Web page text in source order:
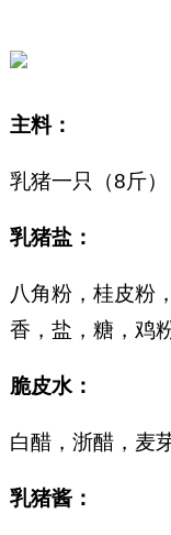
主料：
乳猪一只（8斤）
乳猪盐：
八角粉，桂皮粉
香，盐，糖，鸡
脆皮水：
白醋，浙醋，麦
乳猪酱：